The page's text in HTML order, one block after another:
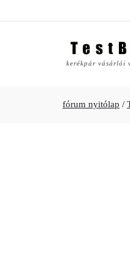
kerékpár vásárlói
fórum nyitólap /